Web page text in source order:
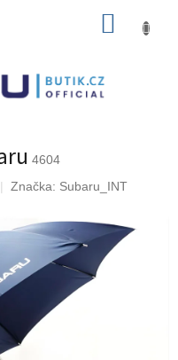
4604
Značka: Subaru_INT